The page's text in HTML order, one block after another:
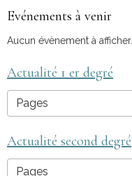
Evénements à venir
Aucun évènement à afficher.
Actualité 1 er degré
Actualité second degré